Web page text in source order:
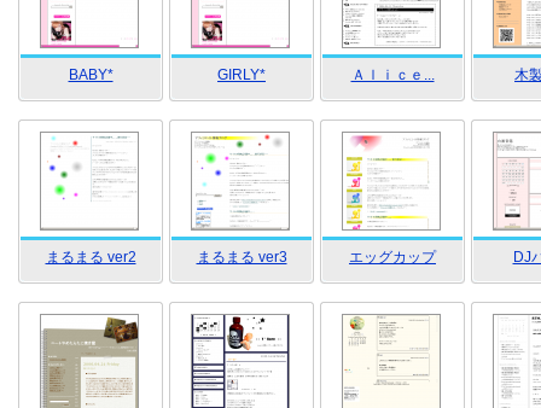
BABY* GIRLY* Ａｌｉｃｅ... 木
まるまる ver2 まるまる ver3 エッグカップ DJ